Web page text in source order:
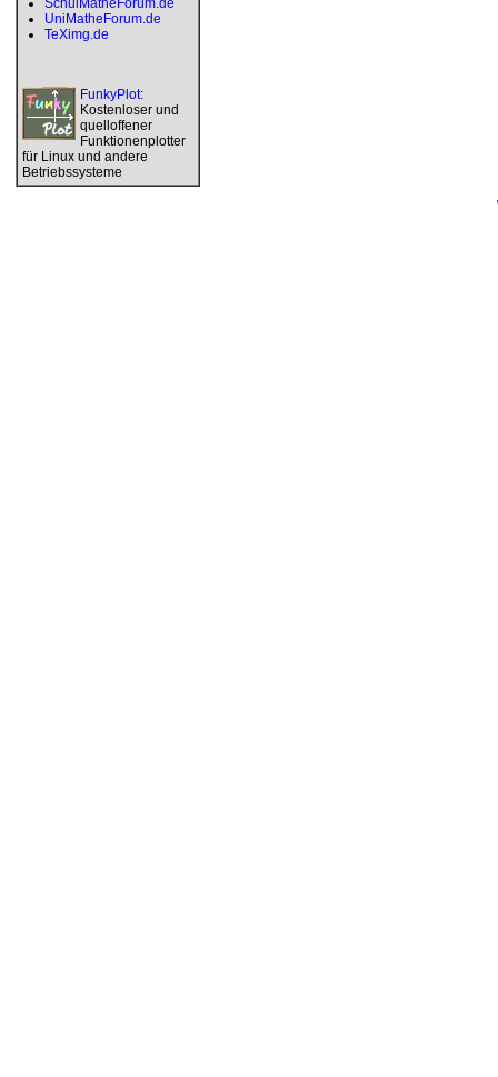
SchulMatheForum.de
UniMatheForum.de
TeXimg.de
FunkyPlot:
Kostenloser und
quelloffener
Funktionenplotter
für Linux und andere
Betriebssysteme